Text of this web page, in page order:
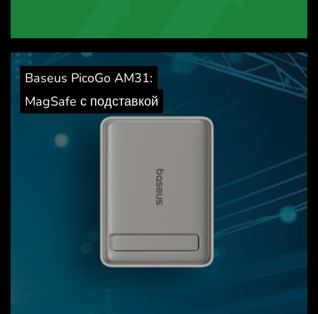
Baseus PicoGo AM31:
MagSafe с подставкой